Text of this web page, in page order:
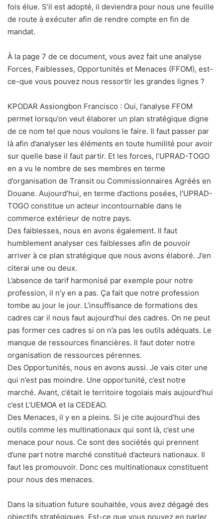
fois élue. S’il est adopté, il deviendra pour nous une feuille
de route à exécuter afin de rendre compte en fin de
mandat.
À la page 7 de ce document, vous avez fait une analyse
Forces, Faiblesses, Opportunités et Menaces (FFOM), est-
ce-que vous pouvez nous ressortir les grandes lignes ?
KPODAR Assiongbon Francisco : Oui, l’analyse FFOM
permet lorsqu’on veut élaborer un plan stratégique digne
de ce nom tel que nous voulons le faire. Il faut passer par
là afin d’analyser les éléments en toute humilité pour avoir
sur quelle base il faut partir. Et les forces, l’UPRAD-TOGO
en a vu le nombre de ses membres en terme
d’organisation de Transit ou Commissionnaires Agréés en
Douane. Aujourd’hui, en terme d’actions posées, l’UPRAD-
TOGO constitue un acteur incontournable dans le
commerce extérieur de notre pays.
Des faiblesses, nous en avons également. Il faut
humblement analyser ces faiblesses afin de pouvoir
arriver à ce plan stratégique que nous avons élaboré. J’en
citerai une ou deux.
L’absence de tarif harmonisé par exemple pour notre
profession, il n’y en a pas. Ça fait que notre profession
tombe au jour le jour. L’insuffisance de formations des
cadres car il nous faut aujourd’hui des cadres. On ne peut
pas former ces cadres si on n’a pas les outils adéquats. Le
manque de ressources financières. Il faut doter notre
organisation de ressources pérennes.
Des Opportunités, nous en avons aussi. Je vais citer une
qui n’est pas moindre. Une opportunité, c’est notre
marché. Avant, c’était le territoire togolais mais aujourd’hui
c’est L’UEMOA et la CEDEAO.
Des Menaces, il y en a pleins. Si je cite aujourd’hui des
outils comme les multinationaux qui sont là, c’est une
menace pour nous. Ce sont des sociétés qui prennent
d’une part notre marché constitué d’acteurs nationaux. Il
faut les promouvoir. Donc ces multinationaux constituent
pour nous des menaces.
Dans la situation future souhaitée, vous avez dégagé des
objectifs stratégiques. Est-ce que vous pouvez en parler